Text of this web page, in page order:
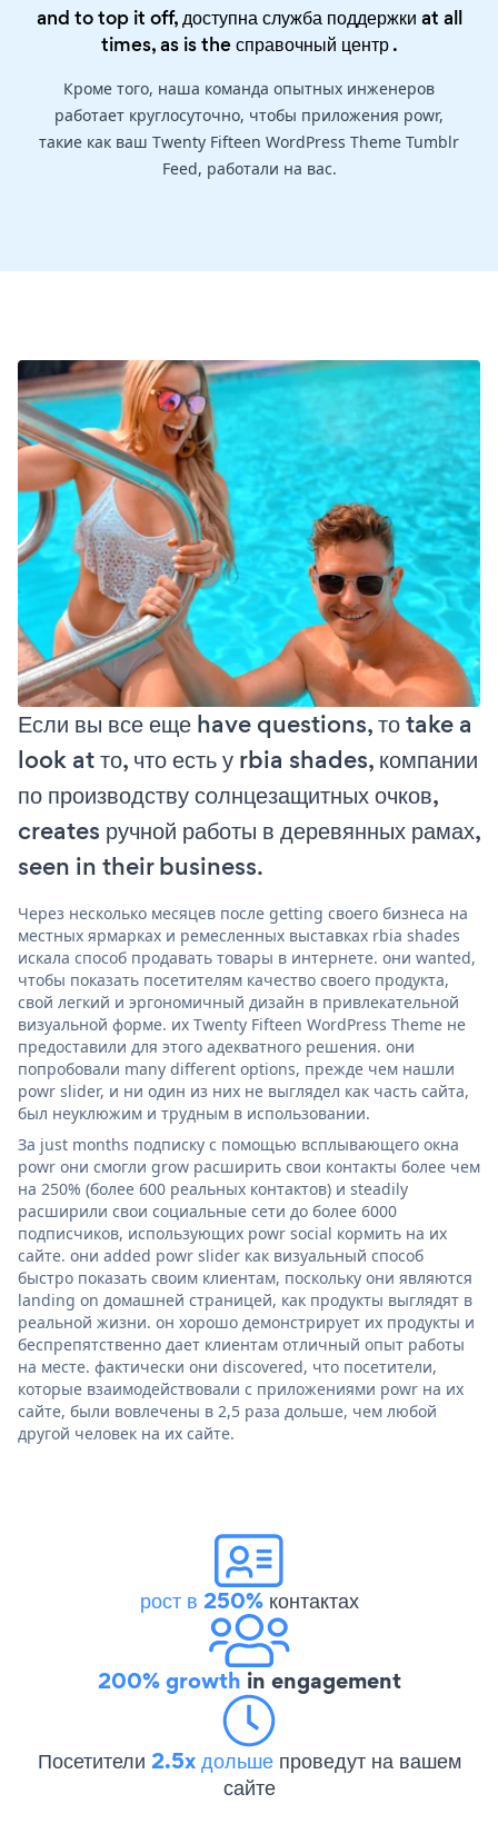
and to top it off, доступна служба поддержки at all
times, as is theсправочный центр.
Кроме того, наша команда опытных инженеров
работает круглосуточно, чтобы приложения powr,
такие как ваш Twenty Fifteen WordPress Theme Tumblr
Feed, работали на вас.
Если вы все еще have questions, то take a
look at то, что есть у rbia shades, компании
по производству солнцезащитных очков,
creates ручной работы в деревянных рамах,
seen in their business.
Через несколько месяцев после getting своего бизнеса на
местных ярмарках и ремесленных выставках rbia shades
искала способ продавать товары в интернете. они wanted,
чтобы показать посетителям качество своего продукта,
свой легкий и эргономичный дизайн в привлекательной
визуальной форме. их Twenty Fifteen WordPress Theme не
предоставили для этого адекватного решения. они
попробовали many different options, прежде чем нашли
powr slider, и ни один из них не выглядел как часть сайта,
был неуклюжим и трудным в использовании.
За just months подписку с помощью всплывающего окна
powr они смогли grow расширить свои контакты более чем
на 250% (более 600 реальных контактов) и steadily
расширили свои социальные сети до более 6000
подписчиков, использующих powr social кормить на их
сайте. они added powr slider как визуальный способ
быстро показать своим клиентам, поскольку они являются
landing on домашней страницей, как продукты выглядят в
реальной жизни. он хорошо демонстрирует их продукты и
беспрепятственно дает клиентам отличный опыт работы
на месте. фактически они discovered, что посетители,
которые взаимодействовали с приложениями powr на их
сайте, были вовлечены в 2,5 раза дольше, чем любой
другой человек на их сайте.
рост в 250%контактах
200% growth in engagement
Посетители 2.5x дольше проведут на вашем
сайте